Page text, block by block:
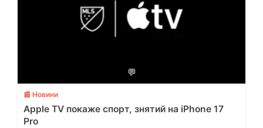
💬
📰 Новини
Apple TV покаже спорт, знятий на iPhone 17
Pro